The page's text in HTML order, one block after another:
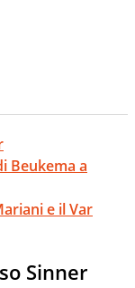
Beukema a
e il Var
Sinner